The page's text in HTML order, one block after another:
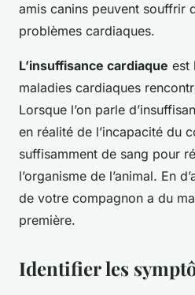
amis canins peuvent souffrir
problèmes cardiaques.
L’insuffisance cardiaque est
maladies cardiaques
Lorsque l’on parle
en réalité de l’incapacité du
suffisamment de sang pour
l’organisme de l’animal. En
de votre compagnon a du
première.
Identifier les